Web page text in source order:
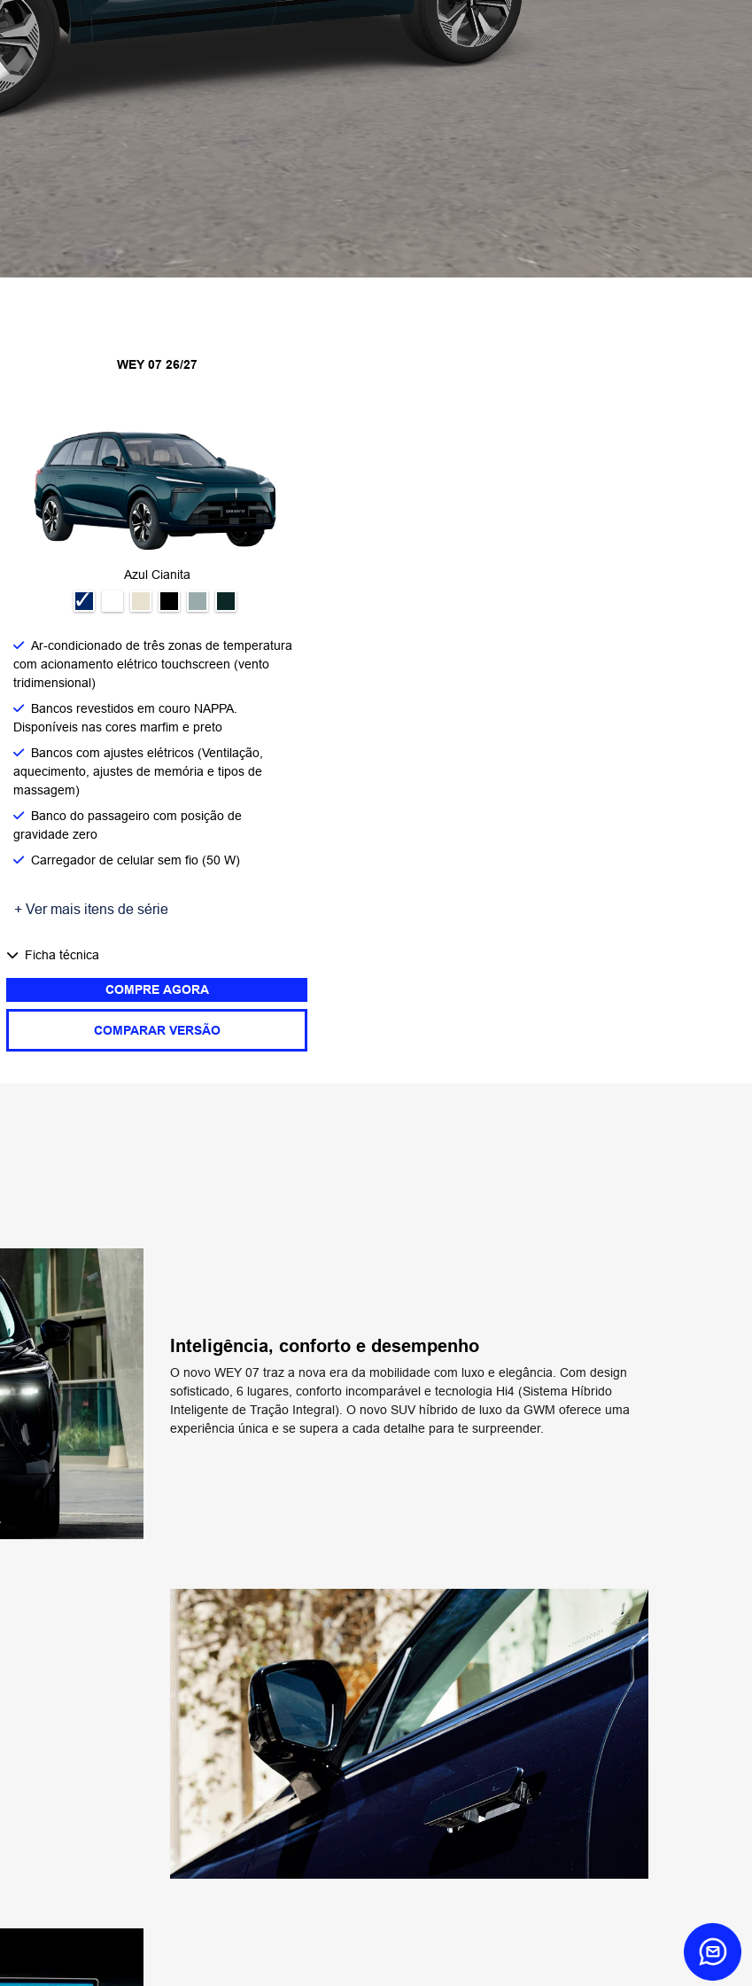
WEY 07 26/27
Azul Cianita
Ar-condicionado de três zonas de temperatura
com acionamento elétrico touchscreen (vento
tridimensional)
Bancos revestidos em couro NAPPA.
Disponíveis nas cores marfim e preto
Bancos com ajustes elétricos (Ventilação,
aquecimento, ajustes de memória e tipos de
massagem)
Banco do passageiro com posição de
gravidade zero
Carregador de celular sem fio (50 W)
+ Ver mais itens de série
Ficha técnica
COMPRE AGORA
COMPARAR VERSÃO
Inteligência, conforto e desempenho
O novo WEY 07 traz a nova era da mobilidade com luxo e elegância. Com design
sofisticado, 6 lugares, conforto ​incomparável e tecnologia Hi4 (Sistema Híbrido
Inteligente de Tração Integral). O novo SUV híbrido de luxo da ​GWM oferece uma
experiência única e se supera a cada detalhe para te surpreender.